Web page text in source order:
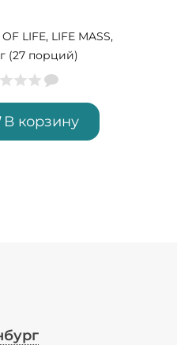
OF LIFE, LIFE MASS,
(27 порций)
В корзину